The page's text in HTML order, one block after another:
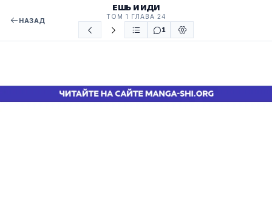
НАЗАД
ЕШЬ И ИДИ
ТОМ 1 ГЛАВА 24
1